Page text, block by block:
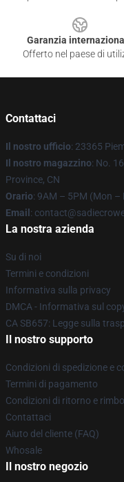
Garanzia
Offerto nel paese di
Contattaci
Il nostro ufficio: 23365
Il nostro magazzino: No.
Province, CN
Orario: 9AM – 5PM (Mon –
Email :
La nostra azienda
Su di noi
Termini e condizioni
Informativa sulla privacy
DMCA - Informativa sul
CA SB657: Legge sulla
Il nostro supporto
Condizioni di spedizione e
Termini di pagamento
Condizioni di ritorno e
Contattaci
Aiuto del cliente (FAQ)
Whosale
Il nostro negozio